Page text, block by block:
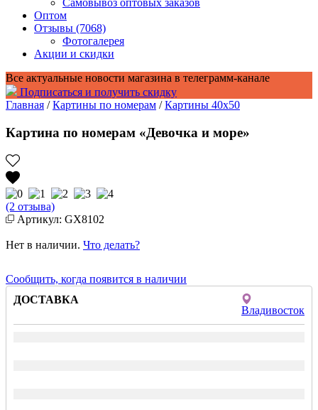
Самовывоз оптовых заказов
Оптом
Отзывы (7068)
Фотогалерея
Акции и скидки
Все актуальные новости магазина в телеграмм-канале
Подписаться и получить скидку
Главная /Картины по номерам /Картины 40x50
Картина по номерам «Девочка и море»
(2 отзыва)
Артикул: GX8102
Нет в наличии. Что делать?
Сообщить, когда появится в наличии
ДОСТАВКА
Владивосток